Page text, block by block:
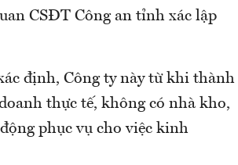
CSĐT Công an tỉnh xác lập
định, Công ty này từ khi thành
thực tế, không có nhà kho,
phục vụ cho việc kinh